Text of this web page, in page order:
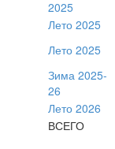
2025
Лето 2025
Лето 2025
Зима 2025-
26
Лето 2026
ВСЕГО